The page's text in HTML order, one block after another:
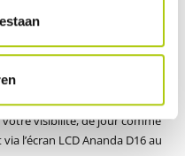
E-Modern N7. Le vélo est
avant et arrière, puissants et
météo.
votre visibilité, de jour comme
l’écran LCD Ananda D16 au